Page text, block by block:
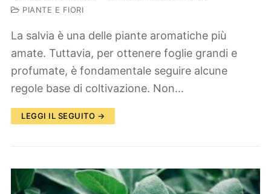
PIANTE E FIORI
La salvia è una delle piante aromatiche più
amate. Tuttavia, per ottenere foglie grandi e
profumate, è fondamentale seguire alcune
regole base di coltivazione. Non…
LEGGI IL SEGUITO →